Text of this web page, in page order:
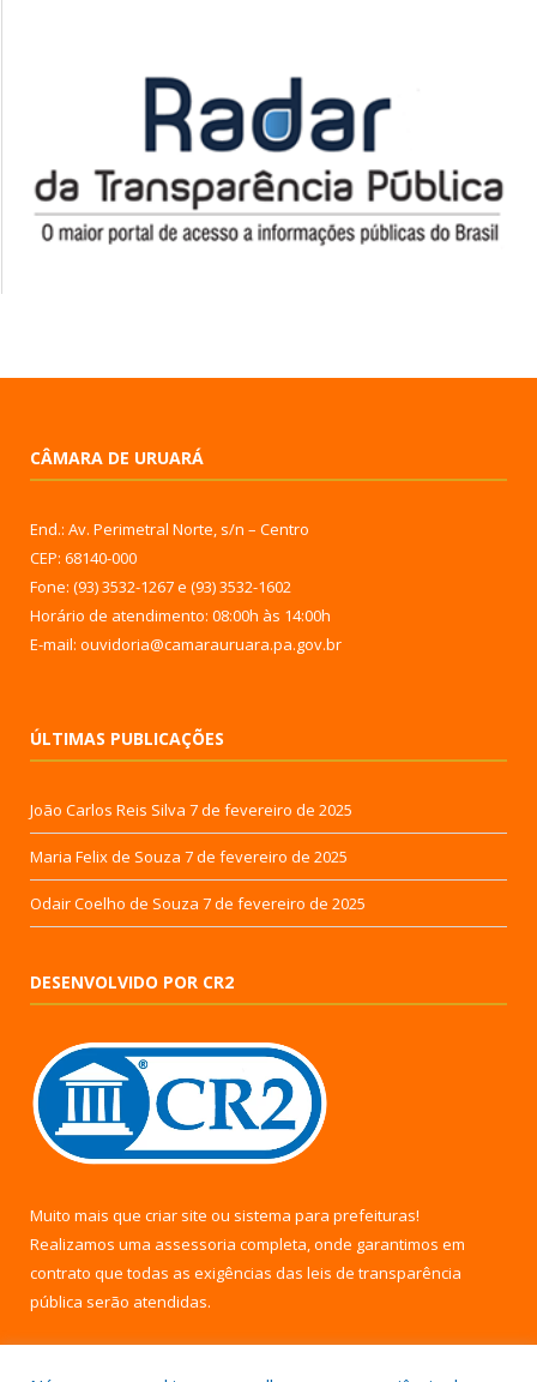
CÂMARA DE URUARÁ
End.: Av. Perimetral Norte, s/n – Centro
CEP: 68140-000
Fone: (93) 3532-1267 e (93) 3532-1602
Horário de atendimento: 08:00h às 14:00h
E-mail: ouvidoria@camarauruara.pa.gov.br
ÚLTIMAS PUBLICAÇÕES
João Carlos Reis Silva 7 de fevereiro de 2025
Maria Felix de Souza 7 de fevereiro de 2025
Odair Coelho de Souza 7 de fevereiro de 2025
DESENVOLVIDO POR CR2
Muito mais que criar site ou sistema para prefeituras!
Realizamos uma assessoria completa, onde garantimos em
contrato que todas as exigências das leis de transparência
pública serão atendidas.